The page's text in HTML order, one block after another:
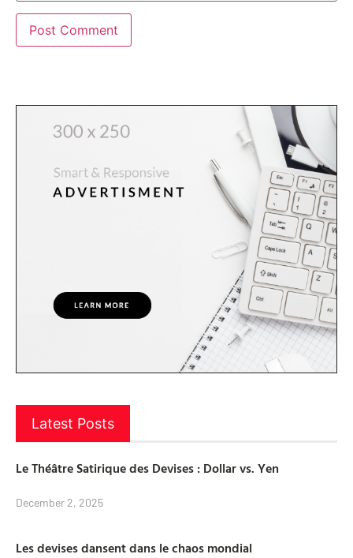
Latest Posts
Le Théâtre Satirique des Devises : Dollar vs. Yen
December 2, 2025
Les devises dansent dans le chaos mondial